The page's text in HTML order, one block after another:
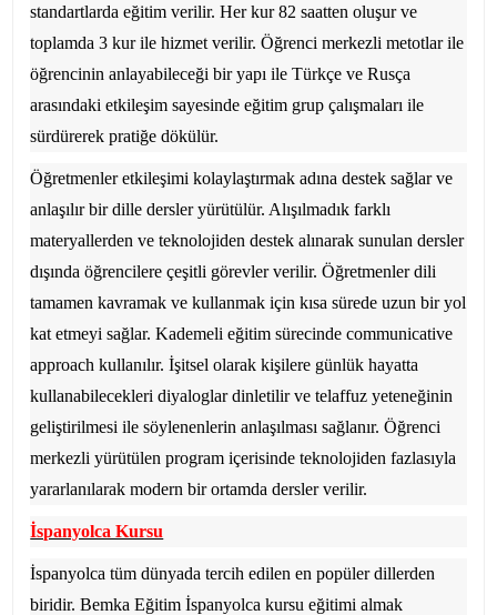
standartlarda eğitim verilir. Her kur 82 saatten oluşur ve
toplamda 3 kur ile hizmet verilir. Öğrenci merkezli metotlar ile
öğrencinin anlayabileceği bir yapı ile Türkçe ve Rusça
arasındaki etkileşim sayesinde eğitim grup çalışmaları ile
sürdürerek pratiğe dökülür.
Öğretmenler etkileşimi kolaylaştırmak adına destek sağlar ve
anlaşılır bir dille dersler yürütülür. Alışılmadık farklı
materyallerden ve teknolojiden destek alınarak sunulan dersler
dışında öğrencilere çeşitli görevler verilir. Öğretmenler dili
tamamen kavramak ve kullanmak için kısa sürede uzun bir yol
kat etmeyi sağlar. Kademeli eğitim sürecinde communicative
approach kullanılır. İşitsel olarak kişilere günlük hayatta
kullanabilecekleri diyaloglar dinletilir ve telaffuz yeteneğinin
geliştirilmesi ile söylenenlerin anlaşılması sağlanır. Öğrenci
merkezli yürütülen program içerisinde teknolojiden fazlasıyla
yararlanılarak modern bir ortamda dersler verilir.
İspanyolca Kursu
İspanyolca tüm dünyada tercih edilen en popüler dillerden
biridir.Bemka Eğitimİspanyolca kursu eğitimi almak